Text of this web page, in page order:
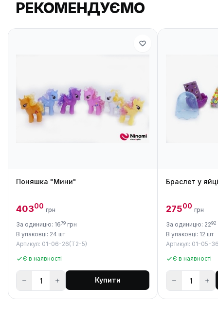
РЕКОМЕНДУЄМО
Поняшка "Мини"
40300 грн
За одиницю: 1679 грн
В упаковці: 24 шт
Артикул: 01-06-26(Т2-5)
Є в наявності
Купити
Браслет у
27500 грн
За одиницю: 2292
В упаковці: 12 шт
Артикул: 01-05-
Є в наявності